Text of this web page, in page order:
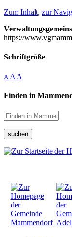
Zum Inhalt, zur
https://
Schriftgröße
A A A
Finden in
suchen